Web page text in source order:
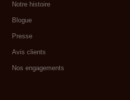
Notre histoire
Blogue
Presse
Avis clients
Nos engagements